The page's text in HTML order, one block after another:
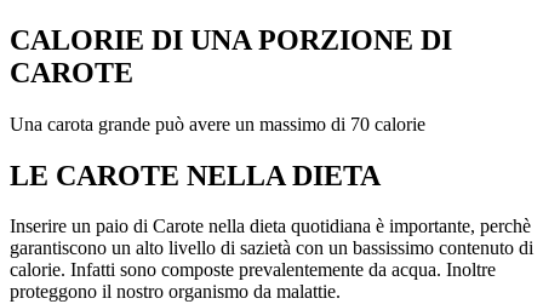
CALORIE DI UNA PORZIONE DI
CAROTE
Una carota grande può avere un massimo di 70 calorie
LE CAROTE NELLA DIETA
Inserire un paio di Carote nella dieta quotidiana è importante, perchè
garantiscono un alto livello di sazietà con un bassissimo contenuto di
calorie. Infatti sono composte prevalentemente da acqua. Inoltre
proteggono il nostro organismo da malattie.